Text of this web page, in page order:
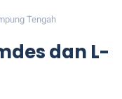
Tengah
dan L-